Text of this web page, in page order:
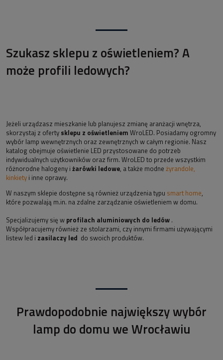
Szukasz sklepu z oświetleniem? A
może profili ledowych?
Jeżeli urządzasz mieszkanie lub planujesz zmianę aranżacji wnętrza,
skorzystaj z oferty sklepu z oświetleniem WroLED. Posiadamy ogromny
wybór lamp wewnętrznych oraz zewnętrznych w całym regionie. Nasz
katalog obejmuje oświetlenie LED przystosowane do potrzeb
indywidualnych użytkowników oraz firm. WroLED to przede wszystkim
różnorodne halogeny i żarówki ledowe, a także modne żyrandole,
kinkiety i inne oprawy.
W naszym sklepie dostępne są również urządzenia typu smart home,
które pozwalają m.in. na zdalne zarządzanie oświetleniem w domu.
Specjalizujemy się w profilach aluminiowych do ledów .
Współpracujemy również ze stolarzami, czy innymi firmami używającymi
listew led i zasilaczy led do swoich produktów.
Prawdopodobnie największy wybór
lamp do domu we Wrocławiu